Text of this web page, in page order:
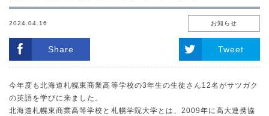
2024.04.16 お知らせ
Share Tweet
今年度も北海道札幌東商業高等学校の3年生の生徒さん12名がサツガク
の英語を学びに来ました。
北海道札幌東商業高等学校と札幌学院大学とは、2009年に高大連携協